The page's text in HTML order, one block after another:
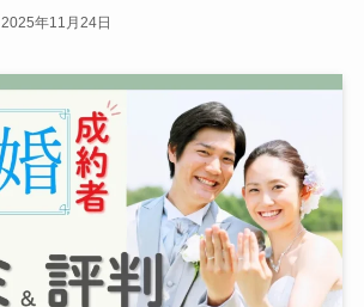
2025年11月24日